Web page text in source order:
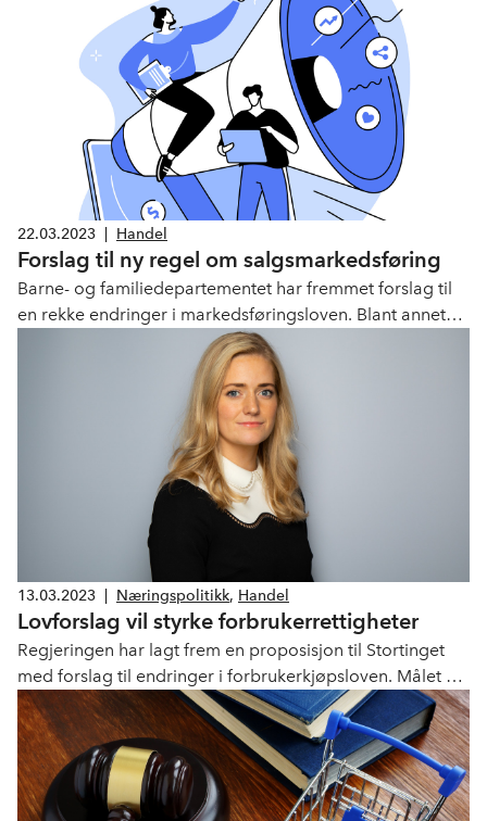
22.03.2023 Handel
Forslag til ny regel om salgsmarkedsføring
Barne- og familiedepartementet har fremmet forslag til
en rekke endringer i markedsføringsloven. Blant annet
ønsker de å forlate kravet til 6 ukers førprisperiode og
13.03.2023 Næringspolitikk, Handel
Lovforslag vil styrke forbrukerrettigheter
Regjeringen har lagt frem en proposisjon til Stortinget
med forslag til endringer i forbrukerkjøpsloven. Målet er
å styrker forbrukeren, samt å gjøre loven mer tilpasset
den teknologiske utviklingen.